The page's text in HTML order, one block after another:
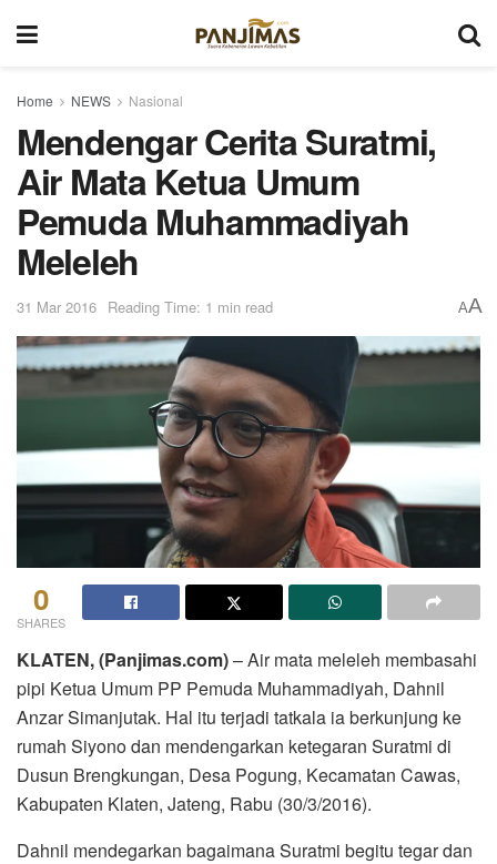
Home NEWS Nasional
Mendengar Cerita Suratmi,
Air Mata Ketua Umum
Pemuda Muhammadiyah
Meleleh
31 Mar 2016 Reading Time: 1 min read AA
0
SHARES
KLATEN, (Panjimas.com)– Air mata meleleh membasahi
pipi Ketua Umum PP Pemuda Muhammadiyah, Dahnil
Anzar Simanjutak. Hal itu terjadi tatkala ia berkunjung ke
rumah Siyono dan mendengarkan ketegaran Suratmi di
Dusun Brengkungan, Desa Pogung, Kecamatan Cawas,
Kabupaten Klaten, Jateng, Rabu (30/3/2016).
Dahnil mendegarkan bagaimana Suratmi begitu tegar dan